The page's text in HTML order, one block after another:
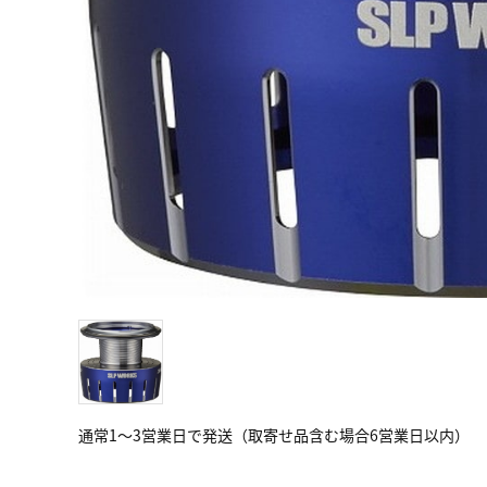
通常1～3営業日で発送（取寄せ品含む場合6営業日以内）